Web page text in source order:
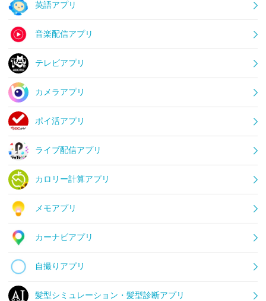
英語アプリ
音楽配信アプリ
テレビアプリ
カメラアプリ
ポイ活アプリ
ライブ配信アプリ
カロリー計算アプリ
メモアプリ
カーナビアプリ
自撮りアプリ
髪型シミュレーション・髪型診断アプリ